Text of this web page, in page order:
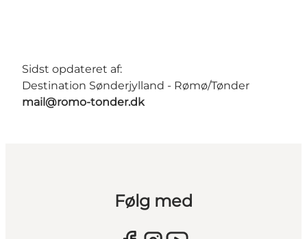
Sidst opdateret af:
Destination Sønderjylland - Rømø/Tønder
mail@romo-tonder.dk
Følg med